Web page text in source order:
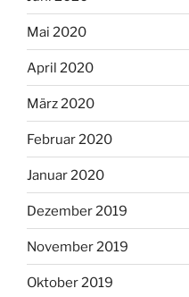
Mai 2020
April 2020
März 2020
Februar 2020
Januar 2020
Dezember 2019
November 2019
Oktober 2019